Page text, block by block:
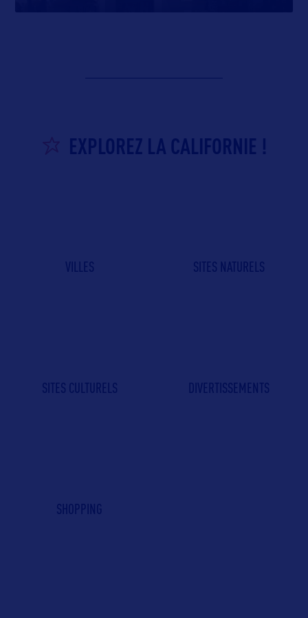
EXPLOREZ LA CALIFORNIE !
VILLES SITES NATURELS
SITES CULTURELS DIVERTISSEMENTS
SHOPPING